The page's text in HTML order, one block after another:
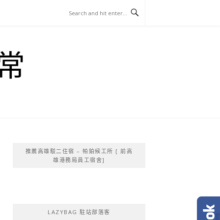
推薦高雄駁二住宿 – 帕鉑候工所 [ 前高
雄港務局員工宿舍]
LAZYBAG 駐站部落客